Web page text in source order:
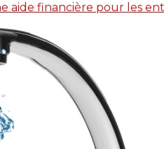
aide financière pour les